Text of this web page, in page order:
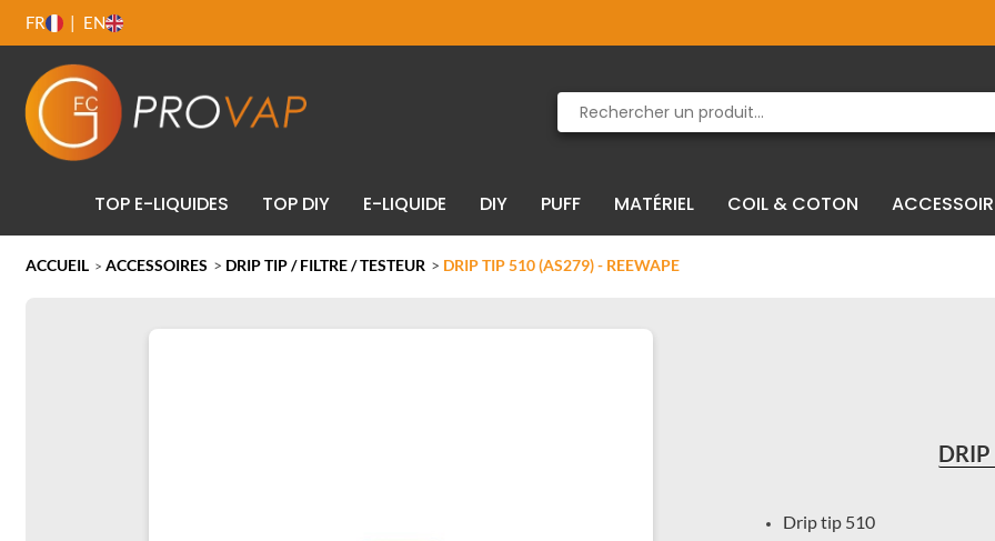
FR EN
TOP E-LIQUIDES TOP DIY E-LIQUIDE DIY PUFF MATÉRIEL COIL & COTON
ACCUEIL > ACCESSOIRES > DRIP TIP / FILTRE / TESTEUR > DRIP TIP 510 (AS279) - REEWAPE
Drip tip 510